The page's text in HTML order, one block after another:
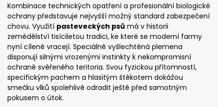
Kombinace technických opatření a profesionální biologické
ochrany představuje nejvyšší možný standard zabezpečení
chovu. Využití pasteveckých psů má v historii
zemědělství tisíciletou tradici, ke které se moderní farmy
nyní cíleně vracejí. Speciálně vyšlechtěná plemena
disponují silnými vrozenými instinkty k nekompromisní
ochraně svěřeného teritoria. Svou fyzickou přítomností,
specifickým pachem a hlasitým štěkotem dokážou
smečku vlků spolehlivě odradit ještě před samotným
pokusem o útok.